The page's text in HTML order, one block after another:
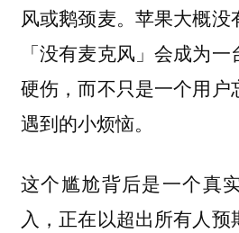
风或鹅颈麦。苹果大概
「没有麦克风」会成为
硬伤，而不只是一个用户
遇到的小烦恼。
这个尴尬背后是一个真
入，正在以超出所有人